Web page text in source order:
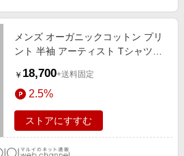
メンズ オーガニックコットン プリ
ント 半袖 アーティスト Tシャツ
￥ 18,700+送料固定
2.5%
ストアにすすむ